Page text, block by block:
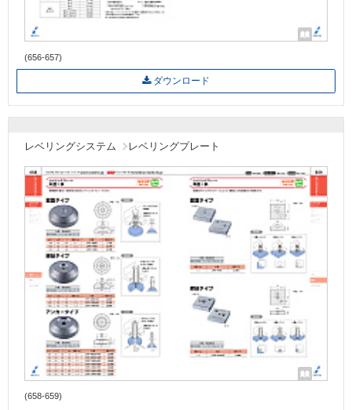
(656-657)
ダウンロード
レベリングシステム レベリングプレート
(658-659)